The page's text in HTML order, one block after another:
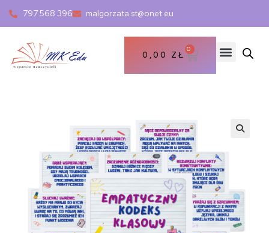
797 568 396 malgorzata.st@onet.eu
0,00 ZŁ
0